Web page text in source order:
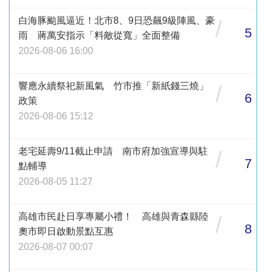
白海豚颱風逼近！北市8、9日恐飆9級陣風、豪
雨 蔣萬安指示「料敵從寬」全面整備
2026-08-06 16:00
/ 5
響應永續祭祀新風氣 竹市推「新紙錢三燒」
政策
2026-08-06 15:12
/ 6
老宅延壽9/11截止申請 南市府加強宣導與駐
點輔導
2026-08-05 11:27
/ 7
高雄市民赴日享專屬小禮！ 高雄與青森縣陸
奧市即日啟動景點互惠
2026-08-07 00:07
/ 8